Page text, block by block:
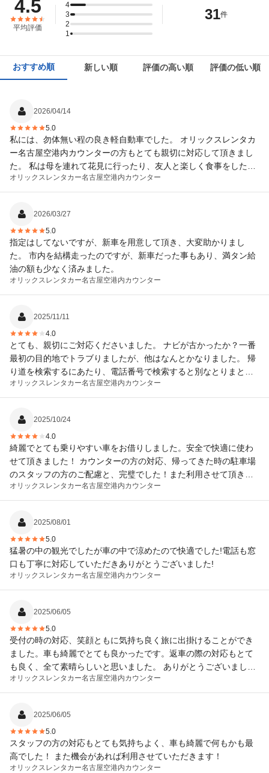
4.5
平均評価
4
3
2
1
31件
おすすめ順 新しい順 評価の高い順 評価の低い順
2026/04/14
5.0
私には、勿体無い程の良き軽自動車でした。 オリックスレンタカ
ー名古屋空港内カウンターの方もとても親切に対応して頂きまし
た。 私は母を連れて花見に行ったり、友人と楽しく食事をしたり
し、楽しい思い出となりました。
オリックスレンタカー名古屋空港内カウンター
2026/03/27
5.0
指定はしてないですが、新車を用意して頂き、大変助かりまし
た。 市内を結構走ったのですが、新車だった事もあり、満タン給
油の額も少なく済みました。
オリックスレンタカー名古屋空港内カウンター
2025/11/11
4.0
とても、親切にご対応くださいました。 ナビが古かったか？一番
最初の目的地でトラブりましたが、他はなんとかなりました。 帰
り道を検索するにあたり、電話番号で検索すると別なとりまとめ
営業所になるので注意です。 バックドアのあけかたがわからず、
細かい使い方は最初で聞いておくべきでした。 レンタカーの駐車
もうまっていて時間がかかるので、余裕のある時間設定をおすす
めします。
オリックスレンタカー名古屋空港内カウンター
2025/10/24
4.0
綺麗でとても乗りやすい車をお借りしました。安全で快適に使わ
せて頂きました！ カウンターの方の対応、帰ってきた時の駐車場
のスタッフの方のご配慮と、完璧でした！また利用させて頂きた
いです。 一点、戻す地点のナビ登録を予めやっておいて頂けたら
助かりました！！
オリックスレンタカー名古屋空港内カウンター
2025/08/01
5.0
猛暑の中の観光でしたが車の中で涼めたので快適でした!電話も窓
口も丁寧に対応していただきありがとうございました!
オリックスレンタカー名古屋空港内カウンター
2025/06/05
5.0
受付の時の対応、笑顔ともに気持ち良く旅に出掛けることができ
ました。車も綺麗でとても良かったです。返車の際の対応もとて
も良く、全て素晴らしいと思いました。 ありがとうございまし
た！！
オリックスレンタカー名古屋空港内カウンター
2025/06/05
5.0
スタッフの方の対応もとても気持ちよく、車も綺麗で何もかも最
高でした！ また機会があれば利用させていただきます！
オリックスレンタカー名古屋空港内カウンター